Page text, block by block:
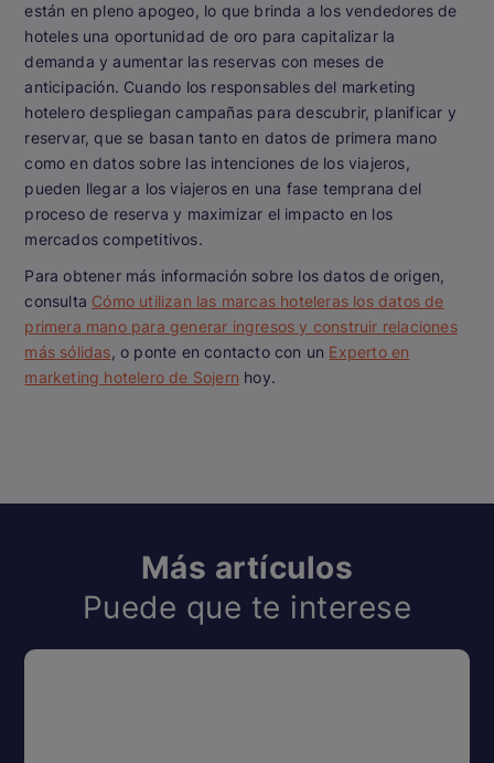
están en pleno apogeo, lo que brinda a los vendedores de
hoteles una oportunidad de oro para capitalizar la
demanda y aumentar las reservas con meses de
anticipación. Cuando los responsables del marketing
hotelero despliegan campañas para descubrir, planificar y
reservar, que se basan tanto en datos de primera mano
como en datos sobre las intenciones de los viajeros,
pueden llegar a los viajeros en una fase temprana del
proceso de reserva y maximizar el impacto en los
mercados competitivos.
Para obtener más información sobre los datos de origen,
consulta Cómo utilizan las marcas hoteleras los datos de
primera mano para generar ingresos y construir relaciones
más sólidas, o ponte en contacto con un Experto en
marketing hotelero de Sojern hoy.
Más artículos
Puede que te interese